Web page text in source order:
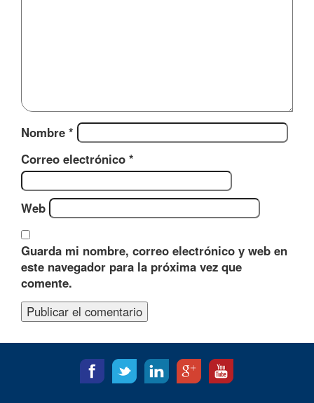
Nombre *
Correo electrónico *
Web
Guarda mi nombre, correo electrónico y web en
este navegador para la próxima vez que
comente.